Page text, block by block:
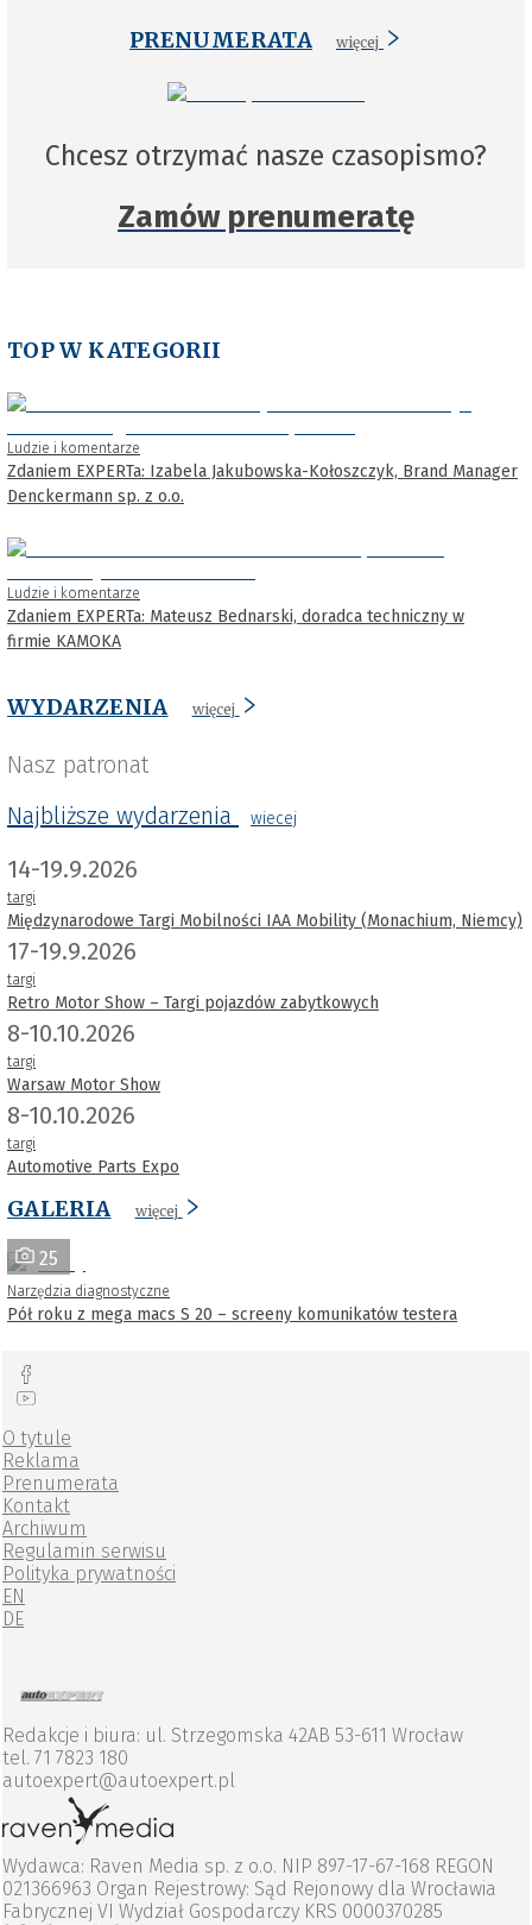
PRENUMERATA więcej
Chcesz otrzymać nasze czasopismo?
Zamów prenumeratę
TOP W KATEGORII
Ludzie i komentarze
Zdaniem EXPERTa: Izabela Jakubowska-Kołoszczyk, Brand Manager
Denckermann sp. z o.o.
Ludzie i komentarze
Zdaniem EXPERTa: Mateusz Bednarski, doradca techniczny w
firmie KAMOKA
WYDARZENIA więcej
Nasz patronat
Najbliższe wydarzenia
wiecej
14-19.9.2026
targi
Międzynarodowe Targi Mobilności IAA Mobility (Monachium, Niemcy)
17-19.9.2026
targi
Retro Motor Show – Targi pojazdów zabytkowych
8-10.10.2026
targi
Warsaw Motor Show
8-10.10.2026
targi
Automotive Parts Expo
GALERIA więcej
25
Narzędzia diagnostyczne
Pół roku z mega macs S 20 – screeny komunikatów testera
O tytule
Reklama
Prenumerata
Kontakt
Archiwum
Regulamin serwisu
Polityka prywatności
EN
DE
Redakcje i biura: ul. Strzegomska 42AB 53-611 Wrocław
tel. 71 7823 180
autoexpert@autoexpert.pl
Wydawca: Raven Media sp. z o.o. NIP 897-17-67-168 REGON
021366963 Organ Rejestrowy: Sąd Rejonowy dla Wrocławia
Fabrycznej VI Wydział Gospodarczy KRS 0000370285